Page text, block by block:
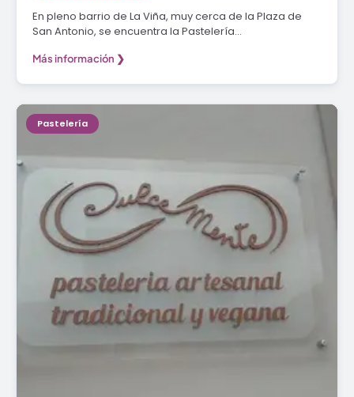
En pleno barrio de La Viña, muy cerca de la Plaza de
San Antonio, se encuentra la Pastelería…
Más información ❯
Pastelería